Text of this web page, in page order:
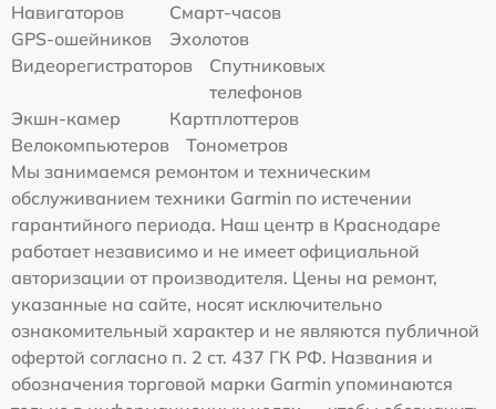
Навигаторов
Смарт-часов
GPS-ошейников
Эхолотов
Видеорегистраторов
Спутниковых
телефонов
Экшн-камер
Картплоттеров
Велокомпьютеров
Тонометров
Мы занимаемся ремонтом и техническим
обслуживанием техники Garmin по истечении
гарантийного периода. Наш центр в Краснодаре
работает независимо и не имеет официальной
авторизации от производителя. Цены на ремонт,
указанные на сайте, носят исключительно
ознакомительный характер и не являются публичной
офертой согласно п. 2 ст. 437 ГК РФ. Названия и
обозначения торговой марки Garmin упоминаются